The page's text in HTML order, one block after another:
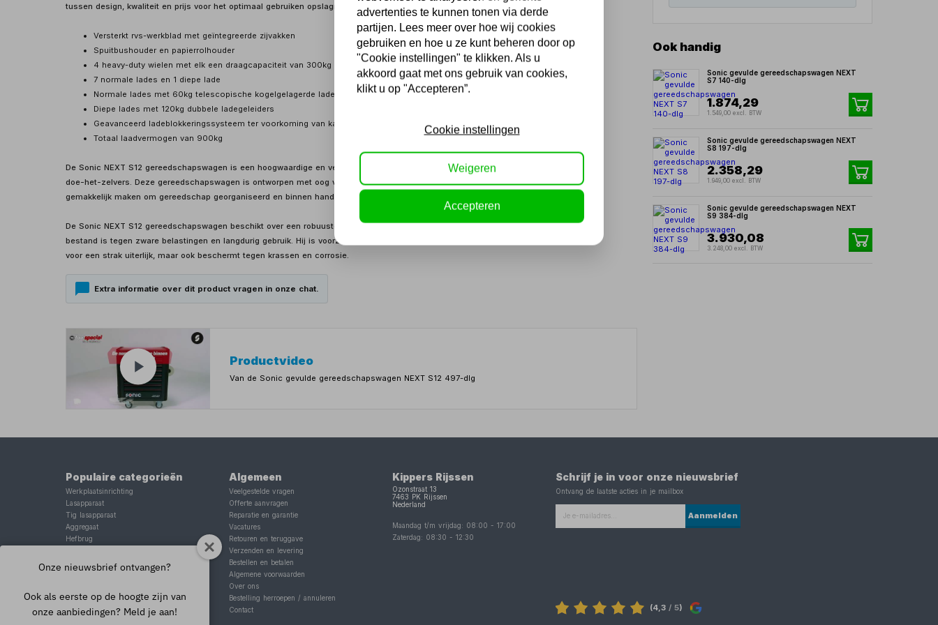
tussen design, kwaliteit en prijs voor het optimaal gebruiken opslagruimtes in de werkplaats.
Versterkt rvs-werkblad met geïntegreerde zijvakken
Spuitbushouder en papierrolhouder
4 heavy-duty wielen met elk een draagcapaciteit van 300kg
7 normale lades en 1 diepe lade
Normale lades met 60kg telescopische kogelgelagerde ladegeleiders
Diepe lades met 120kg dubbele ladegeleiders
Geavanceerd ladeblokkeringssysteem ter voorkoming van kantelen
Totaal laadvermogen van 900kg
De Sonic NEXT S12 gereedschapswagen is een hoogwaardige en veelzijdige opslagoplossing voor professionele monteurs en
doe-het-zelvers. Deze gereedschapswagen is ontworpen met oog voor detail en biedt een scala aan functies die het
gemakkelijk maken om gereedschap georganiseerd en binnen handbereik te houden.
De Sonic NEXT S12 gereedschapswagen beschikt over een robuuste constructie met een duurzaam stalen frame, waardoor hij
bestand is tegen zware belastingen en langdurig gebruik. Hij is voorzien van een poedercoatingafwerking die niet alleen zorgt
voor een strak uiterlijk, maar ook beschermt tegen krassen en corrosie.
Extra informatie over dit product vragen in onze chat.
Productvideo
Van de Sonic gevulde gereedschapswagen NEXT S12 497-dlg
Ook handig
Sonic gevulde gereedschapswagen NEXT
S7 140-dlg
1.874,29
1.549,00 excl. BTW
Sonic gevulde gereedschapswagen NEXT
S8 197-dlg
2.358,29
1.949,00 excl. BTW
Sonic gevulde gereedschapswagen NEXT
S9 384-dlg
3.930,08
3.248,00 excl. BTW
Populaire categorieën
Werkplaatsinrichting
Lasapparaat
Tig lasapparaat
Aggregaat
Hefbrug
Schaarlift
Algemeen
Veelgestelde vragen
Offerte aanvragen
Reparatie en garantie
Vacatures
Retouren en teruggave
Verzenden en levering
Bestellen en betalen
Algemene voorwaarden
Over ons
Bestelling herroepen / annuleren
Contact
Kippers Rijssen
Ozonstraat 13
7463 PK
Rijssen
Nederland
Maandag t/m vrijdag: 08:00 -17:00
Zaterdag: 08:30 -12:30
Schrijf je in voor onze nieuwsbrief
Ontvang de laatste acties in je mailbox
Aanmelden
(4,3 / 5)
Onze nieuwsbrief ontvangen?
Ook als eerste op de hoogte zijn van
onze aanbiedingen? Meld je aan!
advertenties te kunnen tonen via derde
partijen. Lees meer over hoe wij cookies
gebruiken en hoe u ze kunt beheren door op
"Cookie instellingen" te klikken. Als u
akkoord gaat met ons gebruik van cookies,
klikt u op "Accepteren”.
Cookie instellingen
Weigeren
Accepteren